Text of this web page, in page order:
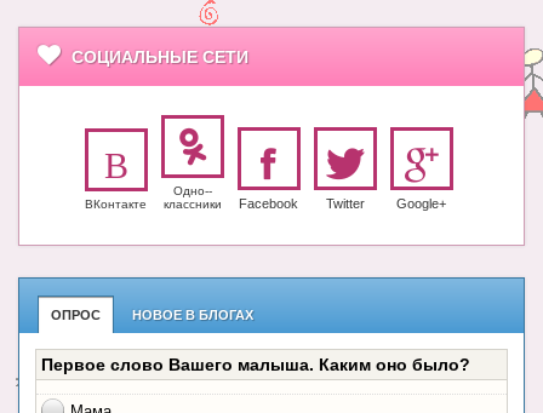
СОЦИАЛЬНЫЕ СЕТИ
ВКонтакте
Одно-­
класс­ники
Facebook Twitter Google+
ОПРОС НОВОЕ В БЛОГАХ